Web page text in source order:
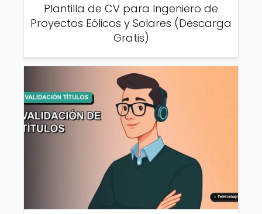
Plantilla de CV para Ingeniero de
Proyectos Eólicos y Solares (Descarga
Gratis)